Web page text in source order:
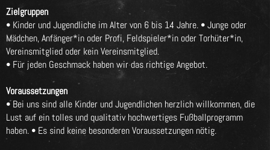
Zielgruppen
• Kinder und Jugendliche im Alter von 6 bis 14 Jahre. • Junge oder
Mädchen, Anfänger*in oder Profi, Feldspieler*in oder Torhüter*in,
Vereinsmitglied oder kein Vereinsmitglied.
• Für jeden Geschmack haben wir das richtige Angebot.
Voraussetzungen
• Bei uns sind alle Kinder und Jugendlichen herzlich willkommen, die
Lust auf ein tolles und qualitativ hochwertiges Fußballprogramm
haben. • Es sind keine besonderen Voraussetzungen nötig.